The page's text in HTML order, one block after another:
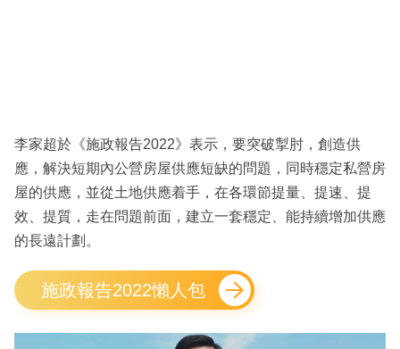
區
李家超於《施政報告2022》表示，要突破掣肘，創造供
應，解決短期內公營房屋供應短缺的問題，同時穩定私營房
屋的供應，並從土地供應着手，在各環節提量、提速、提
效、提質，走在問題前面，建立一套穩定、能持續增加供應
的長遠計劃。
施政報告2022懶人包